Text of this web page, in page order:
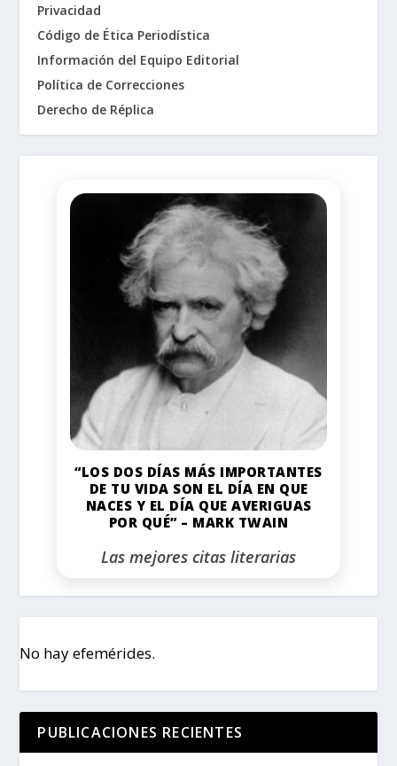
Privacidad
Código de Ética Periodística
Información del Equipo Editorial
Política de Correcciones
Derecho de Réplica
“LOS DOS DÍAS MÁS IMPORTANTES
DE TU VIDA SON EL DÍA EN QUE
NACES Y EL DÍA QUE AVERIGUAS
POR QUÉ” – MARK TWAIN
Las mejores citas literarias
No hay efemérides.
PUBLICACIONES RECIENTES